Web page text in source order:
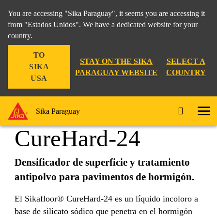
You are accessing "Sika Paraguay", it seems you are accessing it
from "Estados Unidos". We have a dedicated website for your
country.
TO
SIKA
USA
STAY ON THE SIKA
PARAGUAY WEBSITE
SELECT A
COUNTRY
Sika Paraguay
Sikafloor®
CureHard-24
Densificador de superficie y tratamiento
antipolvo para pavimentos de hormigón.
El Sikafloor® CureHard-24 es un líquido incoloro a
base de silicato sódico que penetra en el hormigón